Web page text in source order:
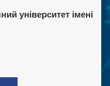
університет імені